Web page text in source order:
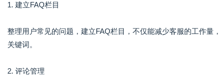
1. 建立FAQ栏目
整理用户常见的问题，建立FAQ栏目，不仅能减少客服的工作
关键词。
2. 评论管理